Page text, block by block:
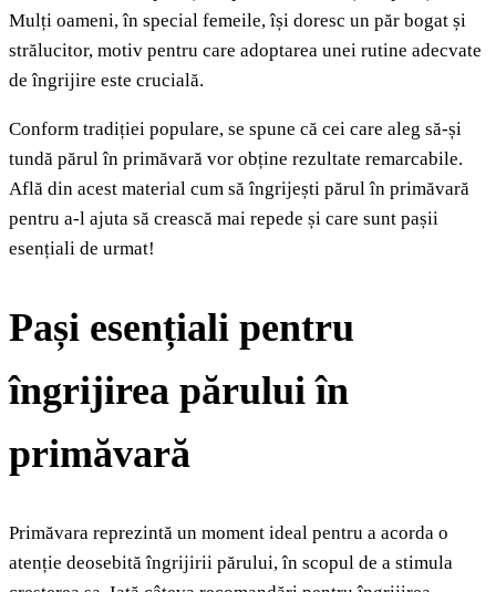
Mulți oameni, în special femeile, își doresc un păr bogat și
strălucitor, motiv pentru care adoptarea unei rutine adecvate
de îngrijire este crucială.
Conform tradiției populare, se spune că cei care aleg să-și
tundă părul în primăvară vor obține rezultate remarcabile.
Află din acest material cum să îngrijești părul în primăvară
pentru a-l ajuta să crească mai repede și care sunt pașii
esențiali de urmat!
Pași esențiali pentru
îngrijirea părului în
primăvară
Primăvara reprezintă un moment ideal pentru a acorda o
atenție deosebită îngrijirii părului, în scopul de a stimula